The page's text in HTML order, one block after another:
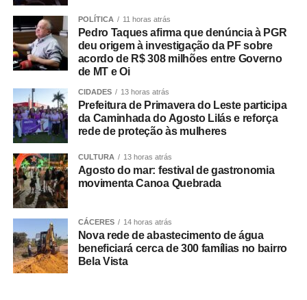
mostrando a decoração da rua até quinta-feira (11), às
23h59. Todos os vídeos participantes serão publicados
nos stories da Prefeitura a partir das 0h de sexta-feira
(12), quando será aberta a votação popular. A votação
será encerrada às 16h de sexta-feira (12). O vídeo com o
maior número de curtidas nos stories da Prefeitura será
declarado vencedor. O resultado será divulgado após o
encerramento da votação.
A rua vencedora receberá o telão para a transmissão da
partida da Seleção Brasileira, promovendo um momento
de confraternização entre os moradores e fortalecendo o
clima de Copa do Mundo nos bairros cuiabanos.
Regras do sorteio do projeto Minha Rua Show de
Bola
POLÍTICA 11 horas atrás
Pedro Taques afirma que denúncia à PGR
deu origem à investigação da PF sobre
acordo de R$ 308 milhões entre Governo
de MT e Oi
CIDADES 13 horas atrás
Prefeitura de Primavera do Leste participa
da Caminhada do Agosto Lilás e reforça
rede de proteção às mulheres
CULTURA 13 horas atrás
Agosto do mar: festival de gastronomia
movimenta Canoa Quebrada
CÁCERES 14 horas atrás
Nova rede de abastecimento de água
beneficiará cerca de 300 famílias no bairro
Bela Vista